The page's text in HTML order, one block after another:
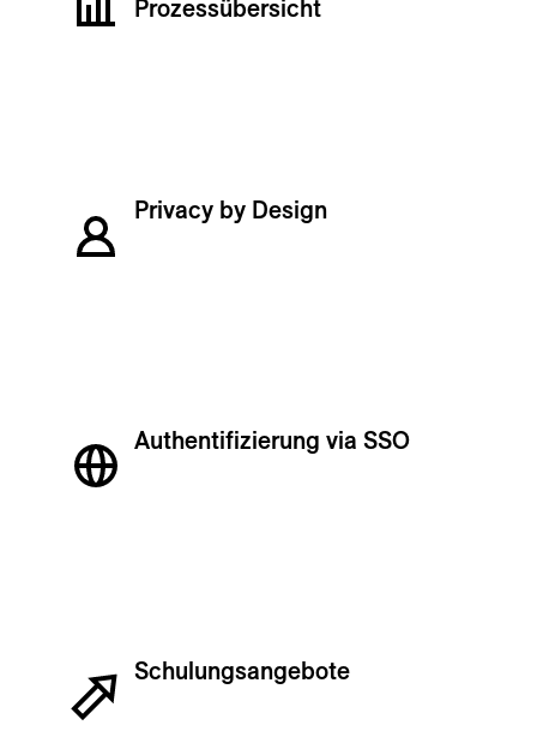
Prozessübersicht
Privacy by Design
Authentifizierung via SSO
Schulungs­an­ge­bote